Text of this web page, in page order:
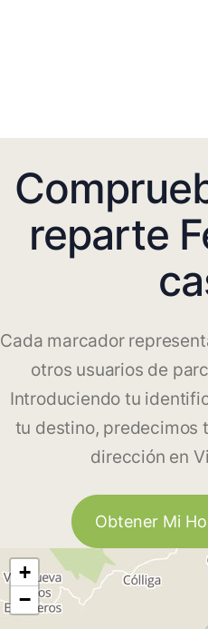
reparte
Cada marcador
otros usuarios de
Introduciendo tu
tu destino, predecimos
dirección en
Obtener Mi
+
−